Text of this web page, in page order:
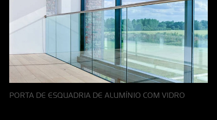
PORTA DE ESQUADRIA DE ALUMÍNIO COM VIDRO